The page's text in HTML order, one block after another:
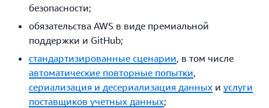
безопасности;
обязательства AWS в виде премиальной
поддержки и GitHub;
стандартизированные сценарии, в том числе
автоматические повторные попытки,
сериализация и десериализация данных и услуги
поставщиков учетных данных;